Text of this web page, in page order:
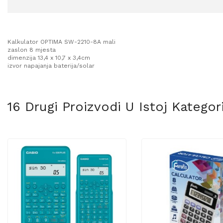
Kalkulator OPTIMA SW-2210-8A mali
zaslon 8 mjesta
dimenzija 13,4 x 10,7 x 3,4cm
izvor napajanja baterija/solar
16 Drugi Proizvodi U Istoj